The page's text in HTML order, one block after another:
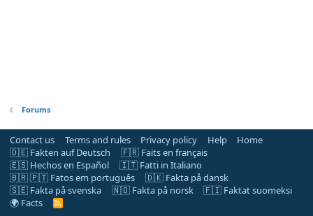
Forums
Contact us Terms and rules Privacy policy Help
Home
🇩🇪 Fakten auf Deutsch
🇫🇷 Faits en français
🇪🇸 Hechos en Español
🇮🇹 Fatti in Italiano
🇧🇷 🇵🇹 Fatos em português
🇩🇰 Fakta på dansk
🇸🇪 Fakta på svenska
🇳🇴 Fakta på norsk
🇫🇮 Faktat suomeksi
🌍 Facts
R